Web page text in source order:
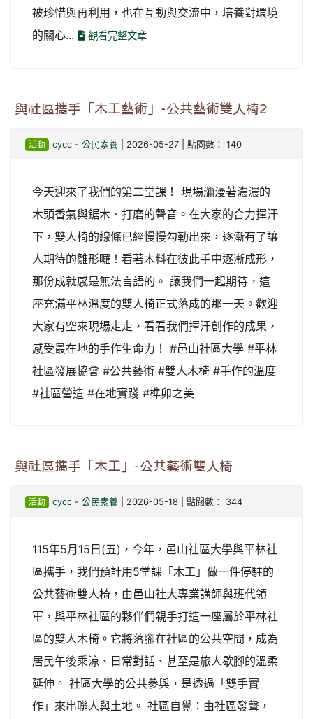
被珍惜與再利用，也在互動與交流中，培養對環境
的關心...
觀看完整文章
與社區攜手「木工藝術」-公共藝術雙人椅2
活動 cycc- 公民素養| 2026-05-27 | 點閱數： 140
今天迎來了我們的第二堂課！ 現場瀰漫著濃濃的
木頭香氣與鋸木、打磨的聲音。在大家的合力揮汗
下，雙人椅的線條已經慢慢勾勒出來，逐漸有了讓
人期待的雛形囉！看著木料在彼此手中逐漸成形，
那份成就感是無法言語的。 讓我們一起期待，這
座充滿平林溫度的雙人椅正式落成的那一天。歡迎
大家有空來現場走走，看看我們揮汗創作的成果，
感受最在地的手作生命力！ #邑山社區大學 #平林
社區發展協會 #公共藝術 #雙人木椅 #手作的溫度
#社區營造 #在地實踐 #榫卯之美
與社區攜手「木工」-公共藝術雙人椅
活動 cycc- 公民素養| 2026-05-18 | 點閱數： 344
115年5月15日(五)，今年，邑山社區大學與平林社
區攜手，我們預計用5堂課「木工」做一件停駐的
公共藝術雙人椅，由邑山社大專業講師與班代領
軍，與平林社區的夥伴們親手打造一座屬於平林社
區的雙人木椅。它將落腳在社區的公共空間，成為
居民午後乘涼、日常對話、甚至是旅人歇腳的溫柔
延伸。 社區大學的公共參與，是透過「雙手實
作」來串聯人與土地。 社區自覺：由社區發聲，